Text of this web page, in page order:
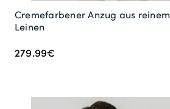
Cremefarbener Anzug aus reinem
Leinen
279.99€